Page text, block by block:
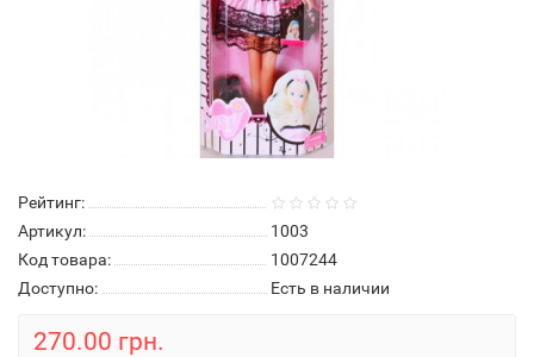
Рейтинг:
Артикул:
1003
Код товара:
1007244
Доступно:
Есть в наличии
270.00 грн.